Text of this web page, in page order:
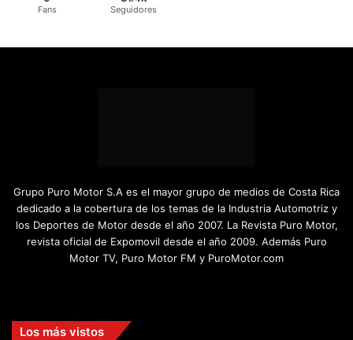
Fans Seguidores
Grupo Puro Motor S.A es el mayor grupo de medios de Costa Rica
dedicado a la cobertura de los temas de la Industria Automotriz y
los Deportes de Motor desde el año 2007. La Revista Puro Motor,
revista oficial de Expomovil desde el año 2009. Además Puro
Motor TV, Puro Motor FM y PuroMotor.com
Los más vistos